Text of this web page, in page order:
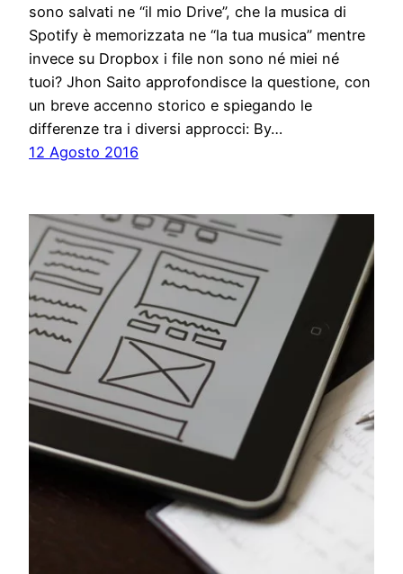
sono salvati ne “il mio Drive”, che la musica di
Spotify è memorizzata ne “la tua musica” mentre
invece su Dropbox i file non sono né miei né
tuoi? Jhon Saito approfondisce la questione, con
un breve accenno storico e spiegando le
differenze tra i diversi approcci: By…
12 Agosto 2016